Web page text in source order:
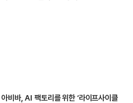
아비바, AI 팩토리를 위한 ‘라이프사이클